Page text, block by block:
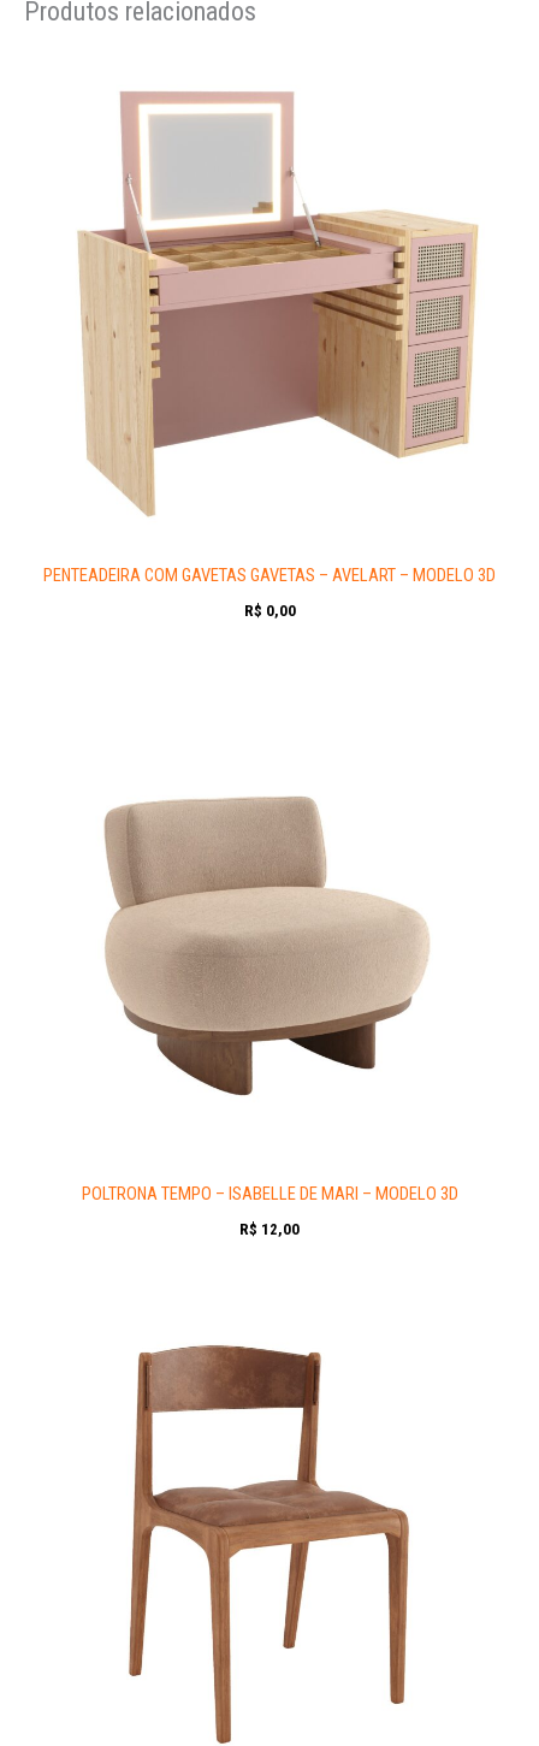
Produtos relacionados
PENTEADEIRA COM GAVETAS GAVETAS – AVELART – MODELO 3D
R$ 0,00
POLTRONA TEMPO – ISABELLE DE MARI – MODELO 3D
R$ 12,00